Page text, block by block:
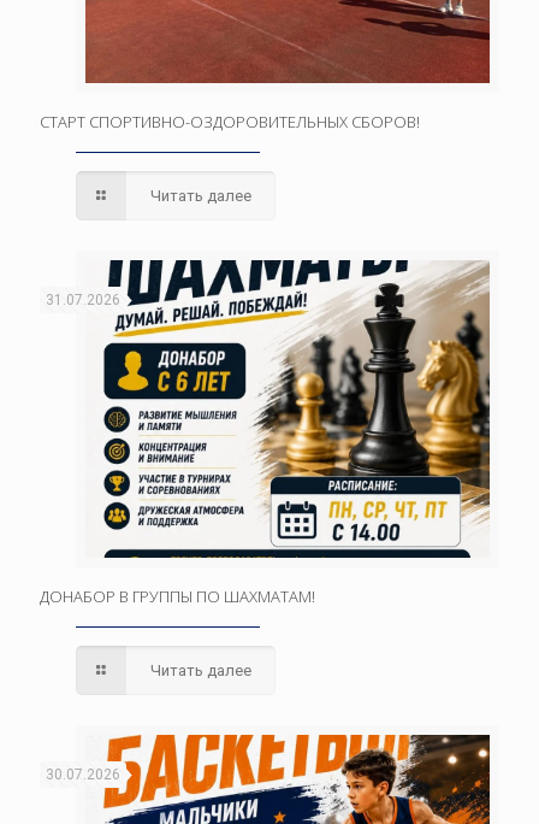
СТАРТ СПОРТИВНО-ОЗДОРОВИТЕЛЬНЫХ СБОРОВ!
Читать далее
31.07.2026
ДОНАБОР В ГРУППЫ ПО ШАХМАТАМ!
Читать далее
30.07.2026